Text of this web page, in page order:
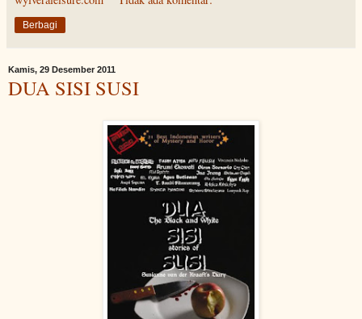
Berbagi
Kamis, 29 Desember 2011
DUA SISI SUSI